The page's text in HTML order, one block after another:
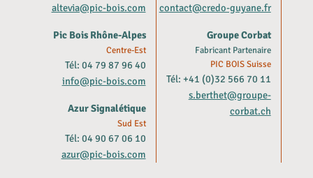
altevia@pic-bois.com
Pic Bois Rhône-Alpes
Centre-Est
Tél: 04 79 87 96 40
info@pic-bois.com
Azur Signalétique
Sud Est
Tél: 04 90 67 06 10
azur@pic-bois.com
contact@credo-guyane.fr
Groupe Corbat
Fabricant Partenaire
PIC BOIS Suisse
Tél: +41 (0)32 566 70 11
s.berthet@groupe-
corbat.ch